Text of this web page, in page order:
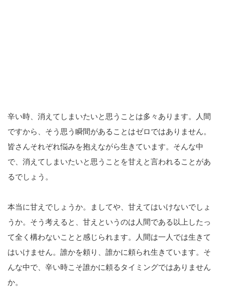
辛い時、消えてしまいたいと思うことは多々あります。人間
ですから、そう思う瞬間があることはゼロではありません。
皆さんそれぞれ悩みを抱えながら生きています。そんな中
で、消えてしまいたいと思うことを甘えと言われることがあ
るでしょう。
本当に甘えでしょうか。ましてや、甘えてはいけないでしょ
うか。そう考えると、甘えというのは人間である以上したっ
て全く構わないことと感じられます。人間は一人では生きて
はいけません。誰かを頼り、誰かに頼られ生きています。そ
んな中で、辛い時こそ誰かに頼るタイミングではありません
か。